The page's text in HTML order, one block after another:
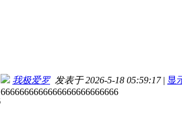
我极爱罗发表于 2026-5-18 05:59:17 | 显
6666666666666666666666666